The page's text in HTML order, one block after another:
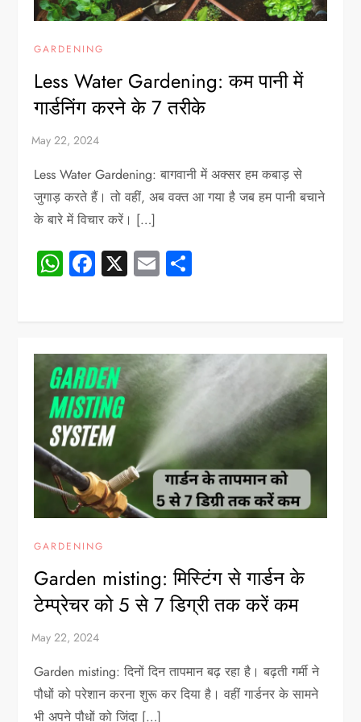
GARDENING
Less Water Gardening: कम पानी में
गार्डनिंग करने के 7 तरीके
Less Water Gardening: बागवानी में अक्सर हम कबाड़ से
जुगाड़ करते हैं। तो वहीं, अब वक्त आ गया है जब हम पानी बचाने
के बारे में विचार करें। […]
WhatsApp
Facebook
X Email
GARDENING
Garden misting: मिस्टिंग से गार्डन के
टेम्प्रेचर को 5 से 7 डिग्री तक करें कम
Garden misting: दिनों दिन तापमान बढ़ रहा है। बढ़ती गर्मी ने
पौधों को परेशान करना शुरू कर दिया है। वहीं गार्डनर के सामने
भी अपने पौधों को जिंदा […]